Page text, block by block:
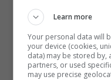
La spiaggia di
sicuramente una
anche super
Learn more
Your personal data will
your device (cookies,
data) may be stored by,
partners, or used
may use precise